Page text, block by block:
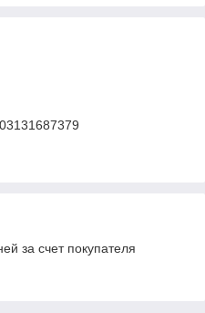
за счет покупателя